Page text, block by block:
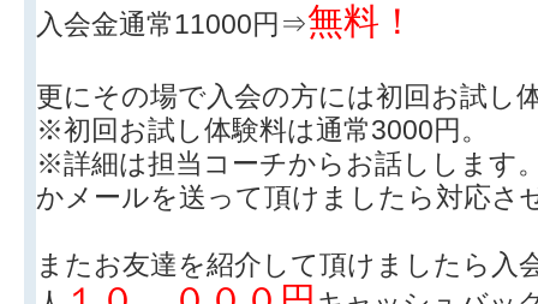
入会金通常11000円⇒無料！
更にその場で入会の方には初回お試し
※初回お試し体験料は通常3000円。
※詳細は担当コーチからお話しします
かメールを送って頂けましたら対応さ
またお友達を紹介して頂けましたら入